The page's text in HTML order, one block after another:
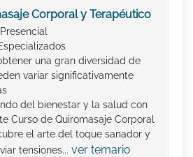
Corporal y Terapéutico
una gran diversidad de
variar significativamente
del bienestar y la salud con
Curso de Quiromasaje Corporal
el arte del toque sanador y
tensiones... ver temario